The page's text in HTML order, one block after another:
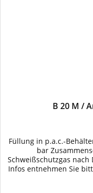
B 20 M /
Füllung in p.a.c.-
bar
Schweißschutzgas nach
Infos entnehmen Sie
bei Abgabe von
Behälter